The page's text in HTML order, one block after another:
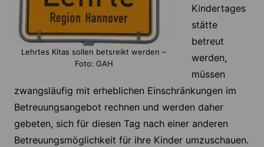
Lehrtes Kitas sollen betsreikt werden –
Foto: GAH
Kindertages
stätte
betreut
werden,
müssen
zwangsläufig mit erheblichen Einschränkungen im
Betreuungsangebot rechnen und werden daher
gebeten, sich für diesen Tag nach einer anderen
Betreuungsmöglichkeit für ihre Kinder umzuschauen.